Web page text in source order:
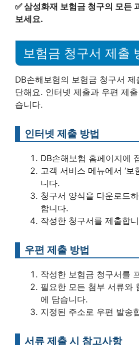
✅삼성화재 보험금 청구의 모든
보세요.
보험금 청구서 제출
DB손해보험의 보험금 청구서
단해요. 인터넷 제출과 우편 제
습니다.
인터넷 제출 방법
DB손해보험 홈페이지에
고객 서비스 메뉴에서 ‘보
니다.
청구서 양식을 다운로드
합니다.
작성한 청구서를 제출합
우편 제출 방법
작성한 보험금 청구서를
필요한 모든 첨부 서류와
에 담습니다.
지정된 주소로 우편 발송
서류 제출 시 참고사항